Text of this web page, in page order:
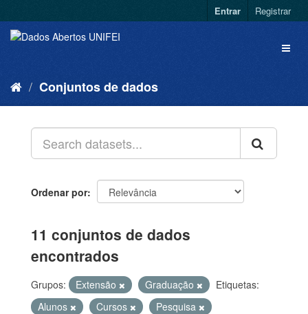
Entrar Registrar
Conjuntos de dados
Ordenar por
11 conjuntos de dados
encontrados
Grupos: Extensão Graduação
Etiquetas:
Alunos
Cursos
Pesquisa